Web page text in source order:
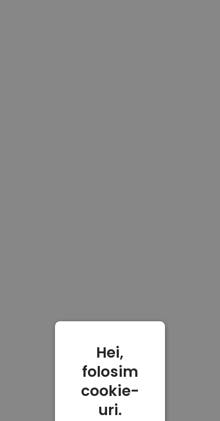
Hei,
folosim
cookie-
uri.